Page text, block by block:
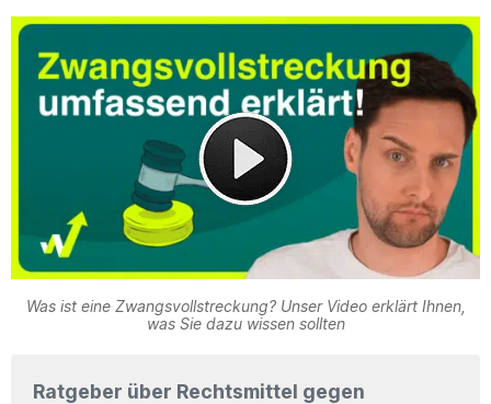
Was ist eine Zwangsvollstreckung? Unser Video erklärt Ihnen,
was Sie dazu wissen sollten
Ratgeber über Rechtsmittel gegen